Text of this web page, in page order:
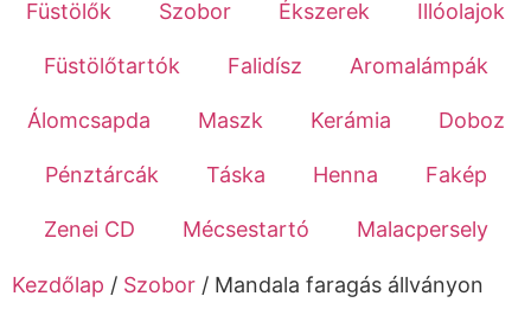
Füstölők Szobor Ékszerek Illóolajok
Füstölőtartók Falidísz Aromalámpák
Álomcsapda Maszk Kerámia Doboz
Pénztárcák Táska Henna Fakép
Zenei CD Mécsestartó Malacpersely
Kezdőlap / Szobor / Mandala faragás állványon